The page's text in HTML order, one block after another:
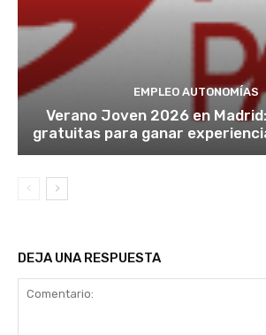
EMPLEO AUTONOMÍAS
Verano Joven 2026 en
gratuitas para ganar
DEJA UNA RESPUESTA